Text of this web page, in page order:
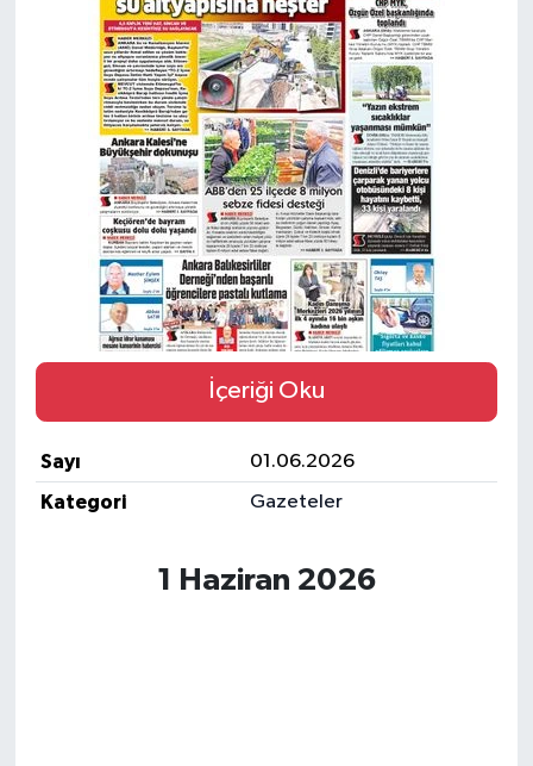
İçeriği Oku
Sayı
01.06.2026
Kategori
Gazeteler
1 Haziran 2026
Ekonomi
Eleman
Emlak
Gündem
Gurme
Haber
Keşfet